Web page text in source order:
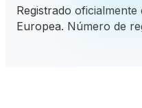
Registrado
Europea. Número de